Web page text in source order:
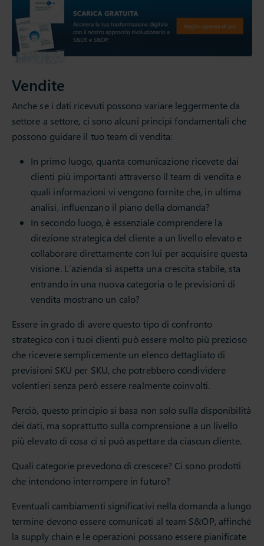
Vendite
Anche se i dati ricevuti possono variare leggermente da
settore a settore, ci sono alcuni principi fondamentali che
possono guidare il tuo team di vendita:
In primo luogo, quanta comunicazione ricevete dai
clienti più importanti attraverso il team di vendita e
quali informazioni vi vengono fornite che, in ultima
analisi, influenzano il piano della domanda?
In secondo luogo, è essenziale comprendere la
direzione strategica del cliente a un livello elevato e
collaborare direttamente con lui per acquisire questa
visione. L’azienda si aspetta una crescita stabile, sta
entrando in una nuova categoria o le previsioni di
vendita mostrano un calo?
Essere in grado di avere questo tipo di confronto
strategico con i tuoi clienti può essere molto più prezioso
che ricevere semplicemente un elenco dettagliato di
previsioni SKU per SKU, che potrebbero condividere
volentieri senza però essere realmente coinvolti.
Perciò, questo principio si basa non solo sulla disponibilità
dei dati, ma soprattutto sulla comprensione a un livello
più elevato di cosa ci si può aspettare da ciascun cliente.
Quali categorie prevedono di crescere? Ci sono prodotti
che intendono interrompere in futuro?
Eventuali cambiamenti significativi nella domanda a lungo
termine devono essere comunicati al team S&OP, affinché
la supply chain e le operazioni possano essere pianificate